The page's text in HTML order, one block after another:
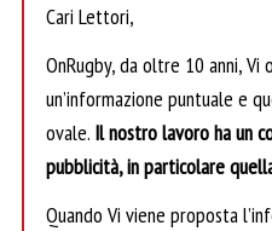
Cari Lettori,
OnRugby, da oltre 10 anni,
un’informazione puntuale e
ovale. Il nostro lavoro ha un
pubblicità, in particolare
Quando Vi viene proposta